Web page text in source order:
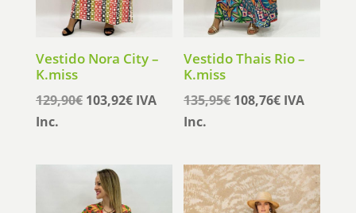
Vestido Nora City –
K.miss
129,90€ El
129,90€.
103,92€ElIVA
Inc.
Vestido Thais Rio –
K.miss
135,95€ El
era:
135,95€.
108,76€El
es:
108,76€.
IVA
Inc.